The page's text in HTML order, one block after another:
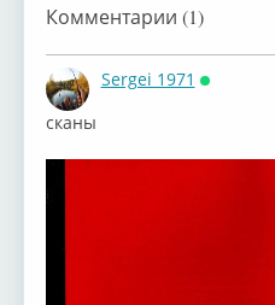
Etta James Etta
Комментарии (1)
Sergei 1971
сканы